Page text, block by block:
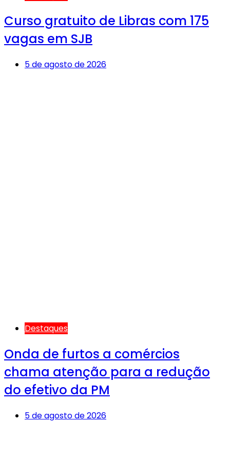
Curso gratuito de Libras com 175
vagas em SJB
5 de agosto de 2026
Destaques
Onda de furtos a comércios
chama atenção para a redução
do efetivo da PM
5 de agosto de 2026